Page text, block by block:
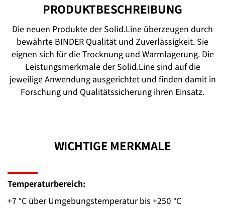
PRODUKTBESCHREIBUNG
Die neuen Produkte der Solid.Line überzeugen durch
bewährte BINDER Qualität und Zuverlässigkeit. Sie
eignen sich für die Trocknung und Warmlagerung. Die
Leistungsmerkmale der Solid.Line sind auf die
jeweilige Anwendung ausgerichtet und finden damit in
Forschung und Qualitätssicherung ihren Einsatz.
WICHTIGE MERKMALE
Temperaturbereich:
+7 °C über Umgebungstemperatur bis +250 °C